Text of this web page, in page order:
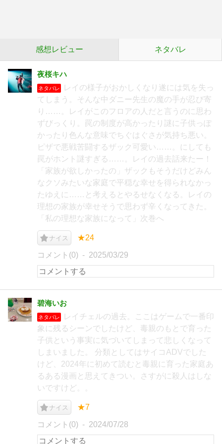
感想レビュー ネタバレ
夜桜キハ
ネタバレ
レイの様子がおかしくなり遂には気を失っ
てしまう。そんな中ダニー先生の魔の手が忍び寄
り……。レイがこのフロアの人だと言うのに思わ
ずびっくり。罠の制度が高かったり謎に子供っぽ
かったり色んな意味でちぐはぐさが気持ち悪い。
ピザで悪戦苦闘するザック可愛い……。にしても
罠がホント謎すぎる……。レイの過去話来たー！
「家族が欲しかったの」ザックもそうだけどみん
なクソみたいな家庭で平穏な幸せを得られなかっ
たゆえに……と考えるとやるせなくなる。レイの
理想の家族が幸せそうで思わず辛くなってきた。
「私の理想な家族になって」次巻へ
ナイス ★24
コメント(0) 2025/03/29
碧海いお
ネタバレ
レイチェルの過去。ここはゲームで一番印
象に残るシーンでしたけど、毒親のもとで育った
子供という事実に気づいてしまって悲しくなって
しまいました。 分類としてはサイコADVでした
けど、2024年に初めて読むと毒親に育った家庭あ
るある漫画と思えてきつい。さすがに殺人はしな
いですけど。。
ナイス ★7
コメント(0) 2024/07/28